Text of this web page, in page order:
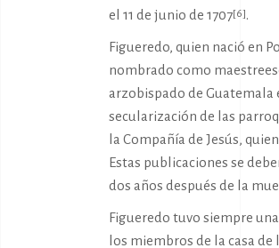
el 11 de junio de 1707[6].
Figueredo, quien nació en
nombrado como
arzobispado de Guatemala
secularización de las
la Compañía de Jesús,
Estas publicaciones se
dos años después de la
Figueredo tuvo siempre
los miembros de la casa